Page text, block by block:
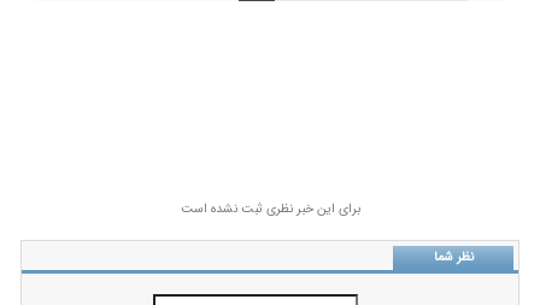
برای این خبر نظری ثبت نشده است
نظر شما